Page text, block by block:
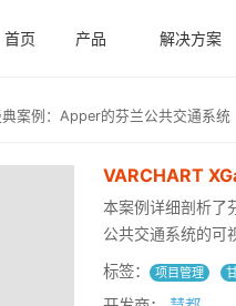
首页 产品 解决方案
经典案例：Apper的芬兰公共交通系
VARCHART
本案例详细剖析了
公共交通系统的可
标签： 项目管理